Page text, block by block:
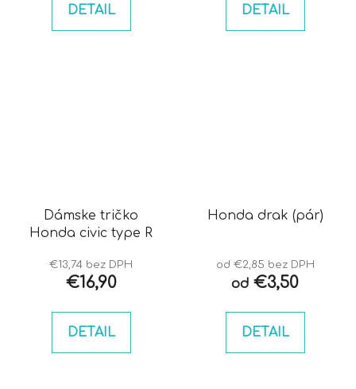
DETAIL DETAIL
Dámske tričko
Honda civic type R
€13,74 bez DPH
€16,90
DETAIL
Honda drak (pár)
od €2,85 bez DPH
od €3,50
DETAIL